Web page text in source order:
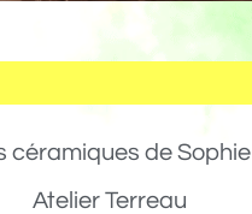
céramiques de Sophie
Atelier Terreau